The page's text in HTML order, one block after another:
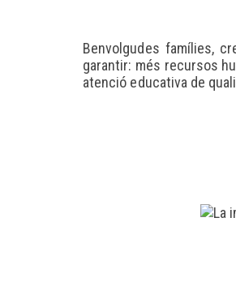
Benvolgudes famílies,
garantir: més recursos
atenció educativa de